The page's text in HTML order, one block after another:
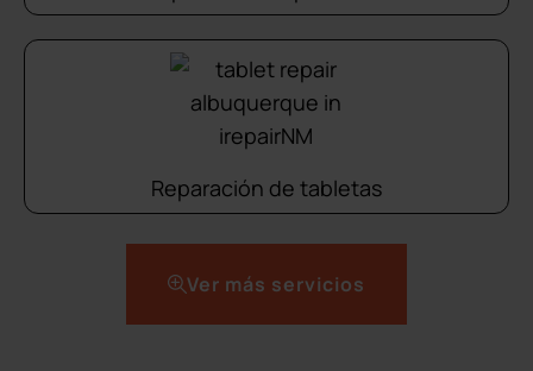
Reparación de tabletas
Ver más servicios